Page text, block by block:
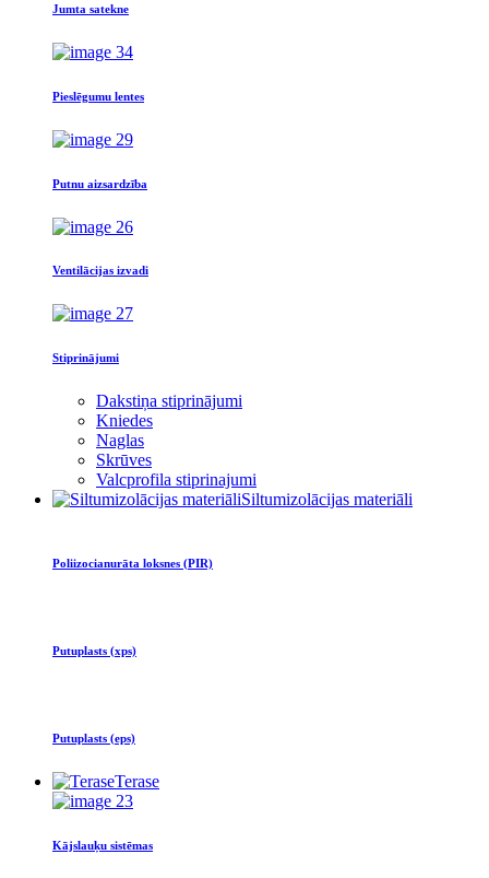
Jumta satekne
Pieslēgumu lentes
Putnu aizsardzība
Ventilācijas izvadi
Stiprinājumi
Dakstiņa stiprinājumi
Kniedes
Naglas
Skrūves
Valcprofila stiprinajumi
Siltumizolācijas materiāli
Poliizocianurāta loksnes (PIR)
Putuplasts (xps)
Putuplasts (eps)
Terase
Kājslauķu sistēmas